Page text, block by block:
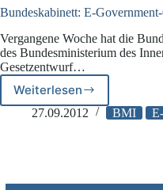
Bundeskabinett: E-Government-
Vergangene Woche hat die
des Bundesministerium des
Gesetzentwurf…
WeiterlesenBundeskabinett:
E-
27.09.2012 BMI